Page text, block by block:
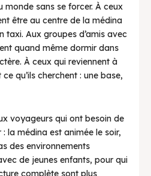
monde sans se forcer. À ceux
être au centre de la médina
taxi. Aux groupes d’amis avec
quand même dormir dans
À ceux qui reviennent à
qu’ils cherchent : une base,
voyageurs qui ont besoin de
la médina est animée le soir,
des environnements
de jeunes enfants, pour qui
complète sont plus